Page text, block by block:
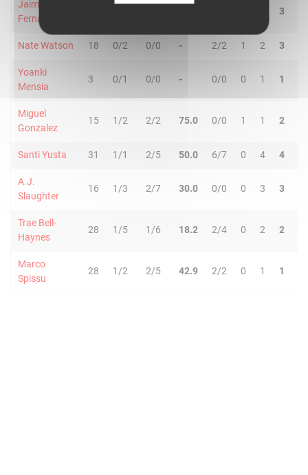
Jaime
Fernandez
3
Nate Watson 18 0/2 0/0 - 2/2 1 2 3
Yoanki
Mensia
3 0/1 0/0 - 0/0 0 1 1
Miguel
Gonzalez
15 1/2 2/2 75.0 0/0 1 1 2
Santi Yusta 31 1/1 2/5 50.0 6/7 0 4 4
A.J.
Slaughter
16 1/3 2/7 30.0 0/0 0 3 3
Trae Bell-
Haynes
28 1/5 1/6 18.2 2/4 0 2 2
Marco
Spissu
28 1/2 2/5 42.9 2/2 0 1 1